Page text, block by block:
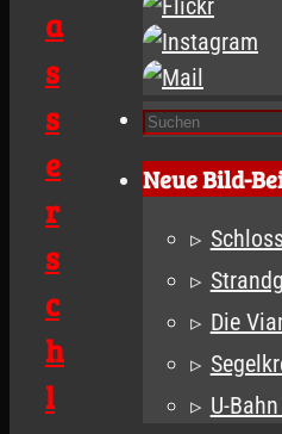
a
s
s
e
r
s
c
h
l
Suchen
nach:
Neue Bild-
Die
U-